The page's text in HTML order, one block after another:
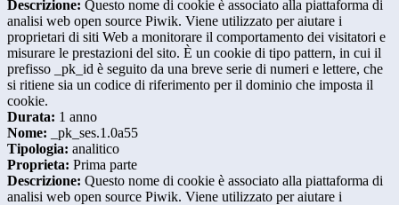
Descrizione: Questo nome di cookie è associato alla piattaforma di
analisi web open source Piwik. Viene utilizzato per aiutare i
proprietari di siti Web a monitorare il comportamento dei visitatori e
misurare le prestazioni del sito. È un cookie di tipo pattern, in cui il
prefisso _pk_id è seguito da una breve serie di numeri e lettere, che
si ritiene sia un codice di riferimento per il dominio che imposta il
cookie.
Durata: 1 anno
Nome: _pk_ses.1.0a55
Tipologia: analitico
Proprieta: Prima parte
Descrizione: Questo nome di cookie è associato alla piattaforma di
analisi web open source Piwik. Viene utilizzato per aiutare i